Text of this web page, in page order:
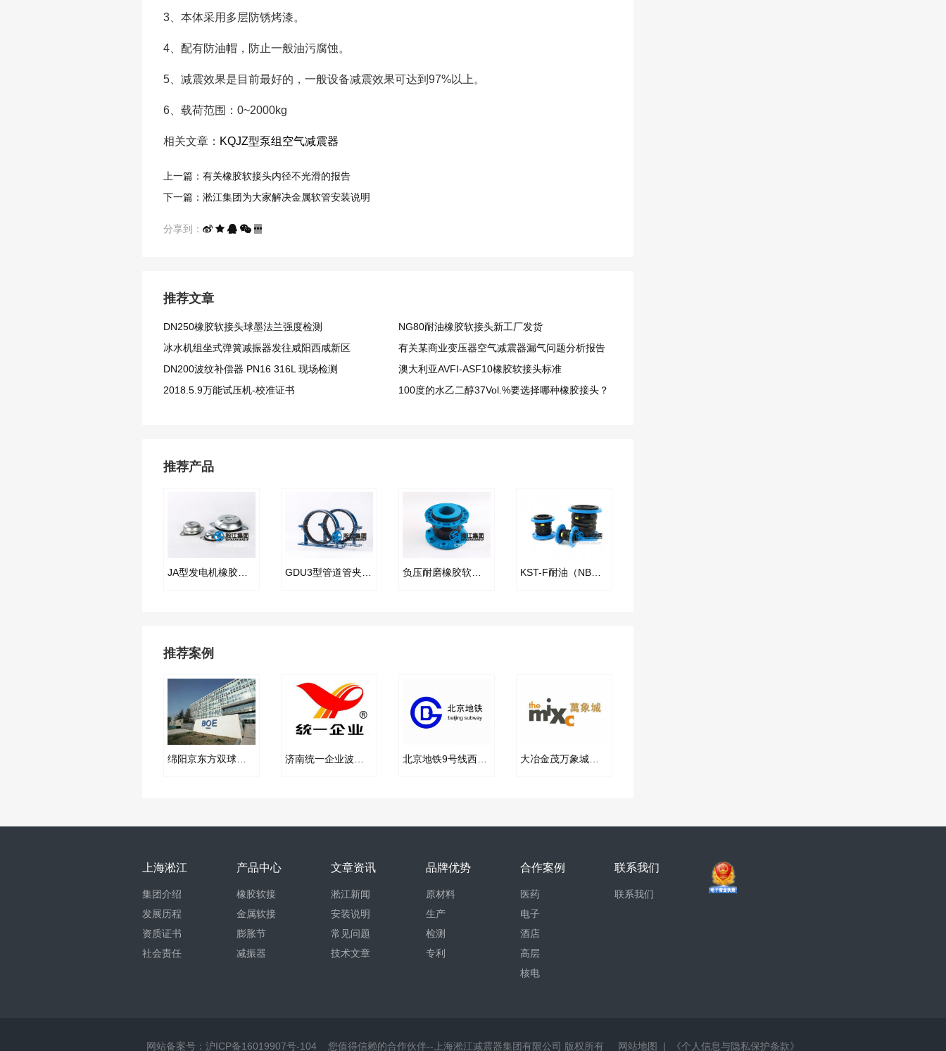
3、本体采用多层防锈烤漆。
4、配有防油帽，防止一般油污腐蚀。
5、减震效果是目前最好的，一般设备减震效果可达到97%以上。
6、载荷范围：0~2000kg
相关文章： KQJZ型泵组空气减震器
上一篇：有关橡胶软接头内径不光滑的报告
下一篇：淞江集团为大家解决金属软管安装说明
分享到：
推荐文章
DN250橡胶软接头球墨法兰强度检测
NG80耐油橡胶软接头​新工厂发货
冰水机组坐式弹簧减振器发往咸阳西咸新区
有关某商业变压器空气减震器漏气问题分析报告
DN200波纹补偿器 PN16 316L 现场检测
澳大利亚AVFI-ASF10橡胶软接头标准
2018.5.9万能试压机-校准证书
100度的水乙二醇37Vol.%要选择哪种橡胶接头？
推荐产品
负压耐磨橡胶软接头产品 KST-F耐油（NBR ）双球橡胶接头
推荐案例
北京地铁9号线西站双球橡胶接头案例合同 大冶金茂万象城橡胶补偿器合同项目
上海淞江
集团介绍
发展历程
资质证书
社会责任
产品中心
橡胶软接
金属软接
膨胀节
减振器
文章资讯
淞江新闻
安装说明
常见问题
技术文章
品牌优势
原材料
生产
检测
专利
合作案例
医药
电子
酒店
高层
核电
联系我们
联系我们
网站备案号： 沪ICP备16019907号-104 您值得信赖的合作伙伴--上海淞江减震器集团有限公司 版权所有 网站地图 | 《个人信息与隐私保护条款》